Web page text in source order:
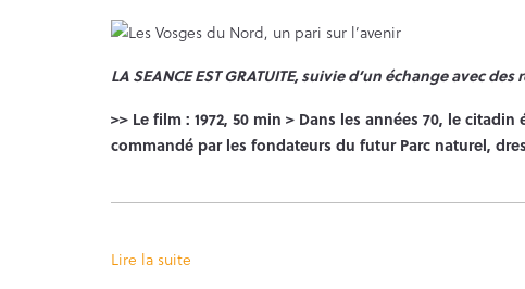
LA SEANCE EST GRATUITE, suivie d’un échange avec
>> Le film : 1972, 50 min > Dans les années 70, le
commandé par les fondateurs du futur Parc naturel,
Lire la suite